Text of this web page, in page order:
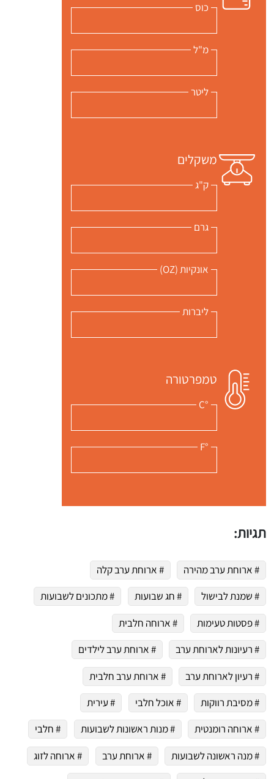
שלי "פודיק" כמנויים עוד היום!
כמנויים ותלחצו על הפעמון תקבלו התראה לטלפון הנייד ברגע שעולה מתכון חדש לערוץ,
כוס
מ"ל
ליטר
משקלים
ק"ג
גרם
אונקיות (OZ)
ליברות
טמפרטורה
°C
°F
תגיות:
# ארוחת ערב מהירה
# ארוחת ערב קלה
# שמנת לבישול
# חג שבועות
# מתכונים לשבועות
# פסטות טעימות
# ארוחה חלבית
# רעיונות לארוחת ערב
# ארוחת ערב לילדים
# רעיון לארוחת ערב
# ארוחת ערב חלבית
# מסיבת רווקות
# אוכל חלבי
# עירית
# ארוחה רומנטית
# מנות ראשונות לשבועות
# חלבי
# מנה ראשונה לשבועות
# ארוחת ערב
# ארוחה לזוג